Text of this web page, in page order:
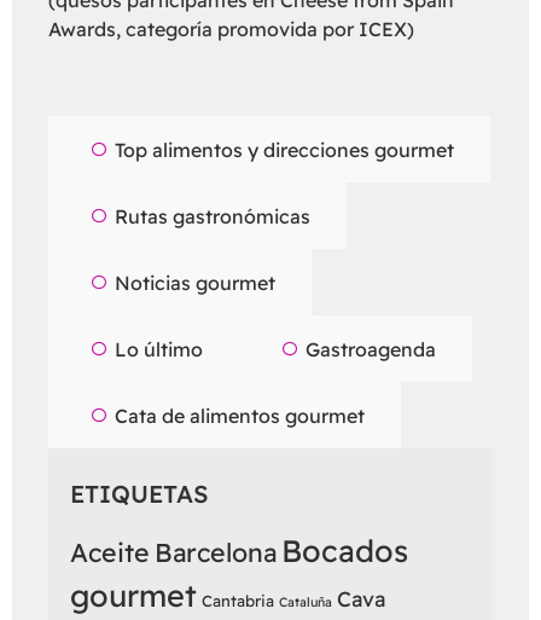
Awards, categoría promovida por ICEX)
Top alimentos y direcciones gourmet
Rutas gastronómicas
Noticias gourmet
Lo último Gastroagenda
Cata de alimentos gourmet
ETIQUETAS
Aceite Barcelona Bocados
gourmet Cantabria Cataluña Cava